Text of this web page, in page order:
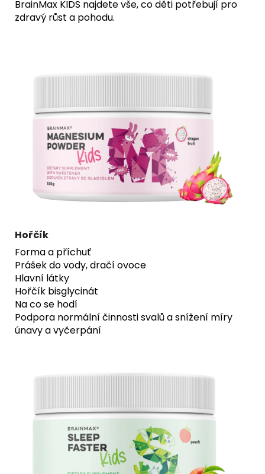
BrainMax KIDS najdete vše, co děti potřebují pro
zdravý růst a pohodu.
Hořčík
Forma a příchuť
Prášek do vody, dračí ovoce
Hlavní látky
Hořčík bisglycinát
Na co se hodí
Podpora normální činnosti svalů a snížení míry
únavy a vyčerpání